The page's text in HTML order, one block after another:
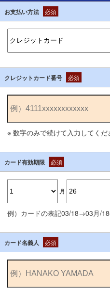
お支払い方法 必須
クレジットカード番号 必須
※ 数字のみで続けて入力してくだ
カード有効期限 必須
月
例）カードの表記03/18→03月/
カード名義人 必須